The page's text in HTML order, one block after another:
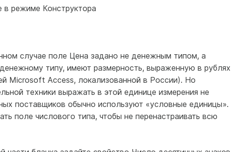
в режиме Конструктора
случае поле Цена задано не денежным типом, а
типу, имеют размерность, выраженную в рублях
Microsoft Access, локализованной в России). Но
техники выражать в этой единице измерения не
поставщиков обычно используют «условные единицы».
поле числового типа, чтобы не перенастраивать всю